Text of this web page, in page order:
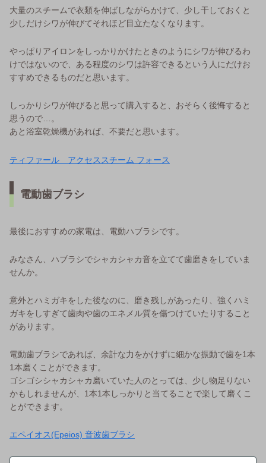
大量のスチームで衣類を伸ばしながらかけて、少し干しておくと
少しだけシワが伸びてそれほど目立たなくなります。
やっぱりアイロンをしっかりかけたときのようにシワが伸びるわ
けではないので、ある程度のシワは許容できるという人にだけお
すすめできるものだと思います。
しっかりシワが伸びると思って購入すると、おそらく後悔すると
思うので…。
あと浴室乾燥機があれば、不要だと思います。
ティファール アクセススチーム フォース
電動歯ブラシ
最後におすすめの家電は、電動ハブラシです。
みなさん、ハブラシでシャカシャカ音を立てて歯磨きをしていま
せんか。
意外とハミガキをした後なのに、磨き残しがあったり、強くハミ
ガキをしすぎて歯肉や歯のエネメル質を傷つけていたりすること
があります。
電動歯ブラシであれば、余計な力をかけずに細かな振動で歯を1本
1本磨くことができます。
ゴシゴシシャカシャカ磨いていた人のとっては、少し物足りない
かもしれませんが、1本1本しっかりと当てることで楽して磨くこ
とができます。
エペイオス(Epeios) 音波歯ブラシ